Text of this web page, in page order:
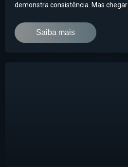
demonstra consistência. Mas chegar
Saiba mais